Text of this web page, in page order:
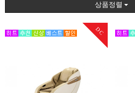
상품정렬
DC